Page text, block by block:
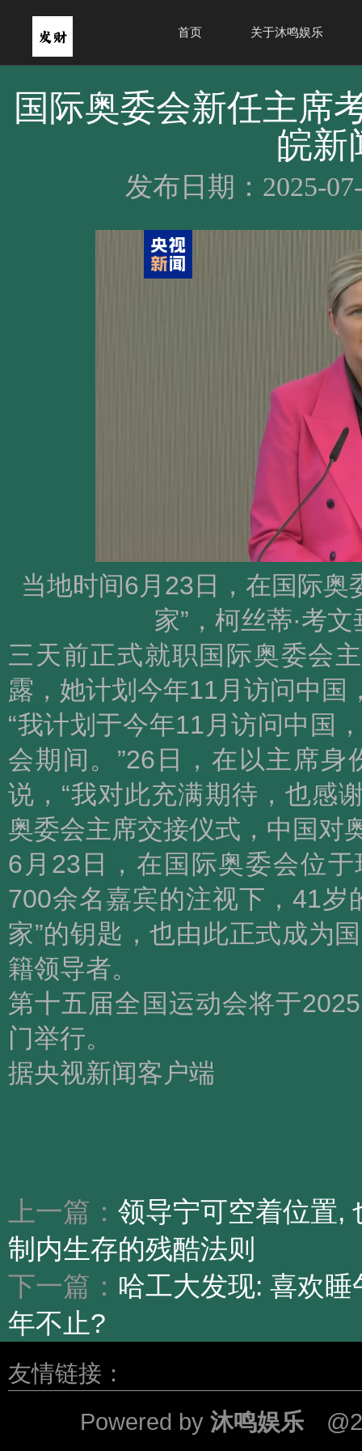
首页 关于沐鸣娱乐
国际奥委会新任主席
皖新
发布日期：2025-
当地时间6月23日，在国际奥
家”，柯丝蒂·考
三天前正式就职国际奥委会
露，她计划今年11月访问中国
“我计划于今年11月访问中国
会期间。”26日，在以主席
说，“我对此充满期待，也感
奥委会主席交接仪式，中国对
6月23日，在国际奥委会位
700余名嘉宾的注视下，41岁
家”的钥匙，也由此正式成为
籍领导者。
第十五届全国运动会将于
门举行。
据央视新闻客户端
上一篇： 领导宁可空着位置,
制内生存的残酷法则
下一篇： 哈工大发现: 喜欢
年不止?
友情链接：
Powered by 沐鸣娱乐